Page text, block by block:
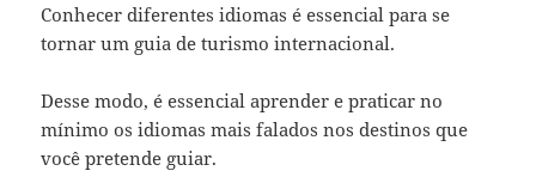
Conhecer diferentes idiomas é essencial para se
tornar um guia de turismo internacional.
Desse modo, é essencial aprender e praticar no
mínimo os idiomas mais falados nos destinos que
você pretende guiar.